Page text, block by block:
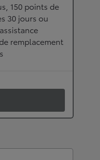
150 points de
30 jours ou
remplacement